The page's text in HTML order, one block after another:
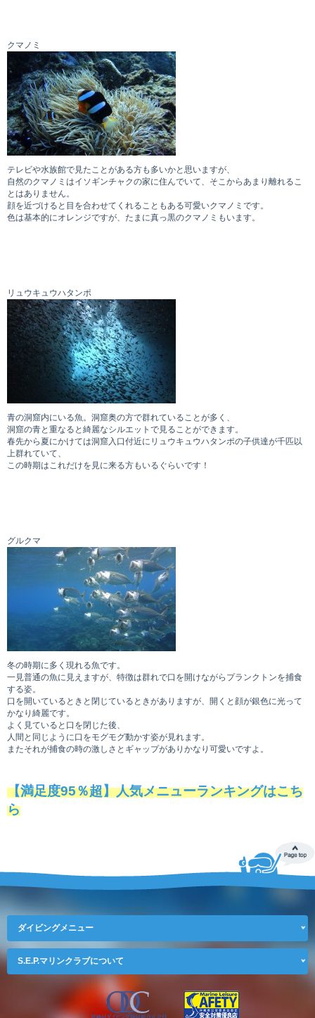
クマノミ
テレビや水族館で見たことがある方も多いかと思いますが、
自然のクマノミはイソギンチャクの家に住んでいて、そこからあまり離れるこ
とはありません。
顔を近づけると目を合わせてくれることもある可愛いクマノミです。
色は基本的にオレンジですが、たまに真っ黒のクマノミもいます。
リュウキュウハタンポ
青の洞窟内にいる魚。洞窟奥の方で群れていることが多く、
洞窟の青と重なると綺麗なシルエットで見ることができます。
春先から夏にかけては洞窟入口付近にリュウキュウハタンポの子供達が千匹以
上群れていて、
この時期はこれだけを見に来る方もいるぐらいです！
グルクマ
冬の時期に多く現れる魚です。
一見普通の魚に見えますが、特徴は群れで口を開けながらプランクトンを捕食
する姿。
口を開いているときと閉じているときがありますが、開くと顔が銀色に光って
かなり綺麗です。
よく見ていると口を閉じた後、
人間と同じように口をモグモグ動かす姿が見れます。
またそれが捕食の時の激しさとギャップがありかなり可愛いですよ。
【満足度95％超】人気メニューランキングはこち
ら
ダイビングメニュー
S.E.P.マリンクラブについて